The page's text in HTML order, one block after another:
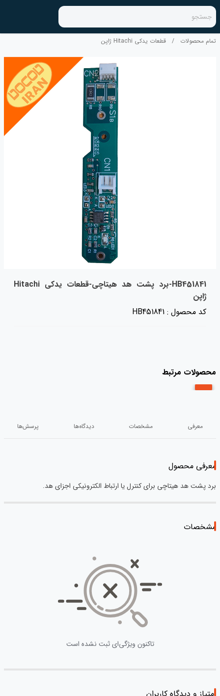
جستجو
تمام محصولات / قطعات یدکی Hitachi ژاپن
HB451841-برد پشت هد هیتاچی-قطعات یدکی Hitachi
ژاپن
کد محصول : HB451841
محصولات مرتبط
معرفی مشخصات دیدگاه‌ها پرسش‌ها
معرفی محصول
برد پشت هد هیتاچی برای کنترل یا ارتباط الکترونیکی اجزای هد.
مشخصات
تاکنون ویژگی‌ای ثبت نشده است